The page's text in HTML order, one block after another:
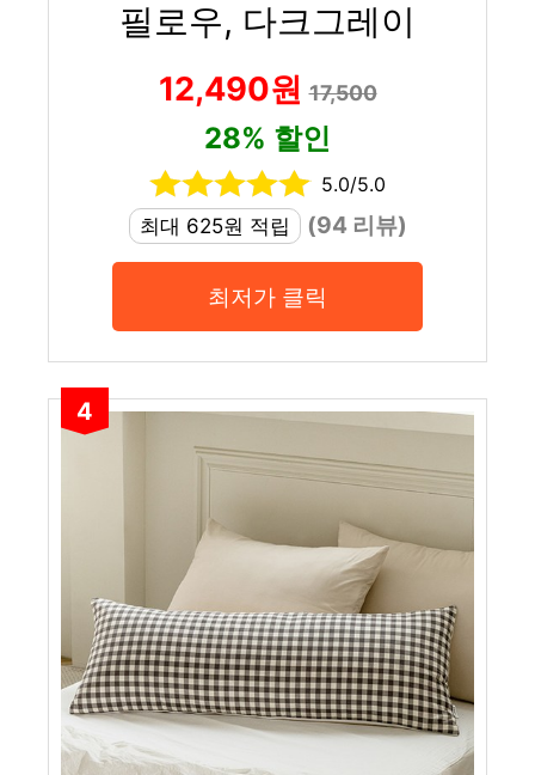
필로우, 다크그레이
12,490원17,500
28% 할인
5.0/5.0
최대 625원 적립
(94 리뷰)
최저가 클릭
4